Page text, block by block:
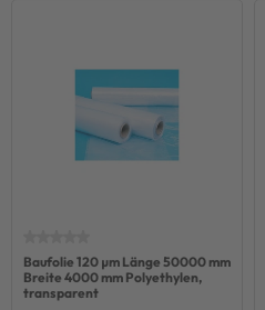
Baufolie 120 µm Länge 50000 mm
Breite 4000 mm Polyethylen,
transparent